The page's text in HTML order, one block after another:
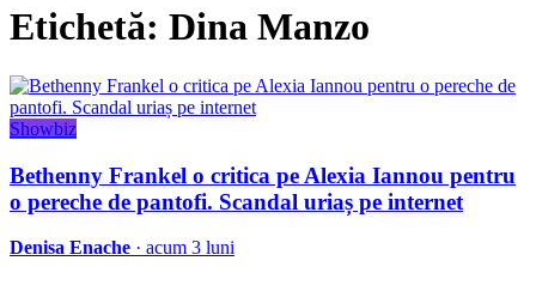
Etichetă: Dina Manzo
Showbiz
Bethenny Frankel o critica pe Alexia Iannou pentru
o pereche de pantofi. Scandal uriaș pe internet
Denisa Enache · acum 3 luni